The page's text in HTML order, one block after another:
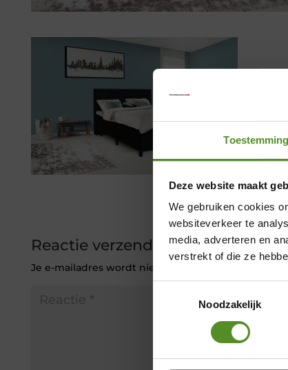
Toestemming
Deze website maakt
We gebruiken cookies
websiteverkeer te
media, adverteren en
verstrekt of die ze
Noodzakelijk
Reactie verzenden
Je e-mailadres wordt niet gepubliceerd.